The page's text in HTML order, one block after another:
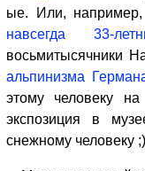
ые. Или,
навсегда 33-
восьмитысячники
альпинизма
этому человеку
экспозиция в
снежному человеку ;)